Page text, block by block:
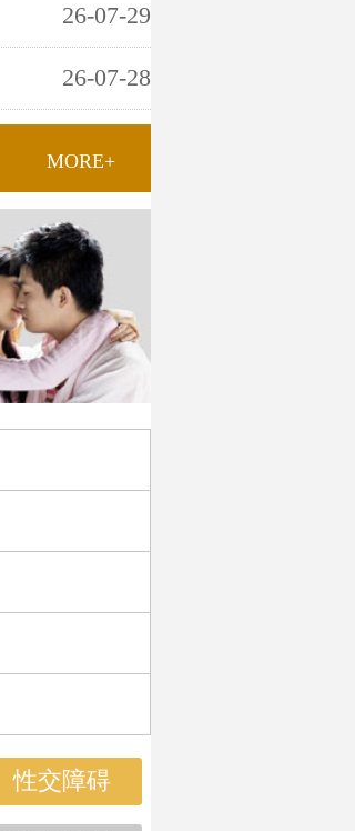
26-07-29
26-07-28
MORE+
性交障碍